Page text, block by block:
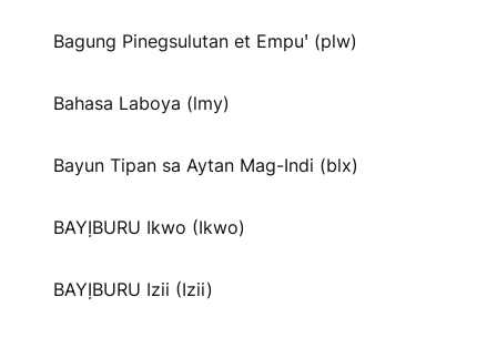
Bagung Pinegsulutan et Empuꞌ (plw)
Bahasa Laboya (lmy)
Bayun Tipan sa Aytan Mag-Indi (blx)
BAYỊBURU Ikwo (Ikwo)
BAYỊBURU Izii (Izii)